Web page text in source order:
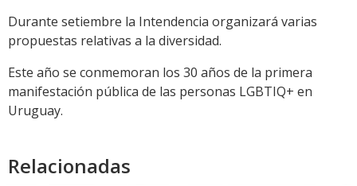
Durante setiembre la Intendencia organizará varias
propuestas relativas a la diversidad.
Este año se conmemoran los 30 años de la primera
manifestación pública de las personas LGBTIQ+ en
Uruguay.
Relacionadas